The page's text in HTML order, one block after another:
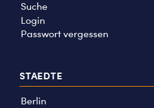
Suche
Login
Passwort vergessen
STAEDTE
Berlin